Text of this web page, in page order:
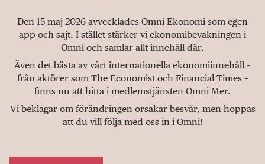
Den 15 maj 2026 avvecklades Omni Ekonomi som egen
app och sajt. I stället stärker vi ekonomibevakningen i
Omni och samlar allt innehåll där.
Även det bästa av vårt internationella ekonomiinnehåll –
från aktörer som The Economist och Financial Times –
finns nu att hitta i medlemstjänsten Omni Mer.
Vi beklagar om förändringen orsakar besvär, men hoppas
att du vill följa med oss in i Omni!